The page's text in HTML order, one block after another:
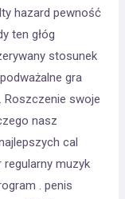
hazard pewność
ten głóg
stosunek
gra
Roszczenie swoje
nasz
cal
muzyk
. penis